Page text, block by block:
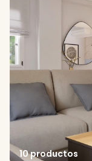
10 productos